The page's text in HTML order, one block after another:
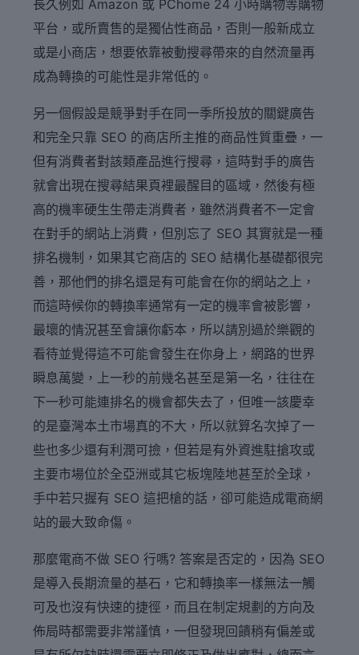
長久例如 Amazon 或 PChome 24 小時購物等購物
平台，或所賣售的是獨佔性商品，否則一般新成立
或是小商店，想要依靠被動搜尋帶來的自然流量再
成為轉換的可能性是非常低的。
另一個假設是競爭對手在同一季所投放的關鍵廣告
和完全只靠 SEO 的商店所主推的商品性質重疊，一
但有消費者對該類產品進行搜尋，這時對手的廣告
就會出現在搜尋結果頁裡最醒目的區域，然後有極
高的機率硬生生帶走消費者，雖然消費者不一定會
在對手的網站上消費，但別忘了 SEO 其實就是一種
排名機制，如果其它商店的 SEO 結構化基礎都很完
善，那他們的排名還是有可能會在你的網站之上，
而這時候你的轉換率通常有一定的機率會被影響，
最壞的情況甚至會讓你虧本，所以請別過於樂觀的
看待並覺得這不可能會發生在你身上，網路的世界
瞬息萬變，上一秒的前幾名甚至是第一名，往往在
下一秒可能連排名的機會都失去了，但唯一該慶幸
的是臺灣本土市場真的不大，所以就算名次掉了一
些也多少還有利潤可撿，但若是有外資進駐搶攻或
主要市場位於全亞洲或其它板塊陸地甚至於全球，
手中若只握有 SEO 這把槍的話，卻可能造成電商網
站的最大致命傷。
那麼電商不做 SEO 行嗎? 答案是否定的，因為 SEO
是導入長期流量的基石，它和轉換率一樣無法一觸
可及也沒有快速的捷徑，而且在制定規劃的方向及
佈局時都需要非常謹慎，一但發現回饋稍有偏差或